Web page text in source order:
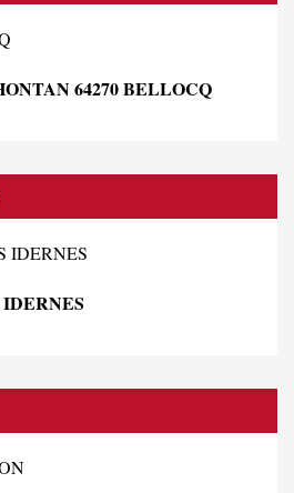
64270 BELLOCQ
IDERNES